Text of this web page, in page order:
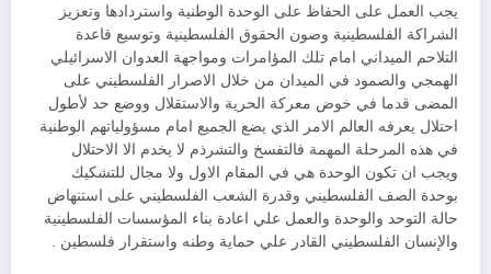
يجب العمل على الحفاظ على الوحدة الوطنية واستردادها وتعزيز
الشراكة الفلسطينية وصون الحقوق الفلسطينية وتوسيع قاعدة
التلاحم الميداني امام تلك المؤامرات ومواجهة العدوان الاسرائيلي
الهمجي والصمود في الميدان من خلال الاصرار الفلسطيني على
المضى قدما في خوض معركة الحرية والاستقلال ووضع حد لأطول
احتلال يعرفه العالم الامر الذي يضع الجميع امام مسؤولياتهم الوطنية
في هذه المرحلة المهمة فالتفسخ والتشرذم لا يخدم الا الاحتلال
ويجب ان تكون الوحدة هي في المقام الاول ولا مجال للتشكيك
بوحدة الصف الفلسطيني وقدرة الشعب الفلسطيني على استنهاض
حالة التوحد والوحدة والعمل علي اعادة بناء المؤسسات الفلسطينية
والإنسان الفلسطيني القادر علي حماية وطنه واستقرار فلسطين .